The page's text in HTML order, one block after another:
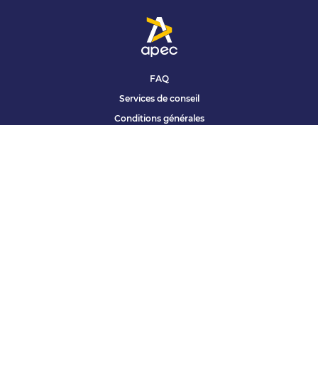
FAQ
Services de conseil
Conditions générales